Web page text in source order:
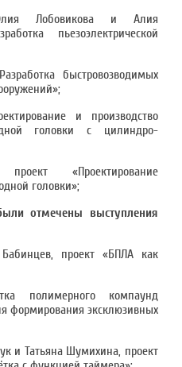
Лобовикова и Алия
пьезоэлектрической
быстровозводимых
и производство
головки с цилиндро-
«Проектирование
головки»;
отмечены выступления
проект «БПЛА как
полимерного компаунд
формирования эксклюзивных
и Татьяна Шумихина, проект